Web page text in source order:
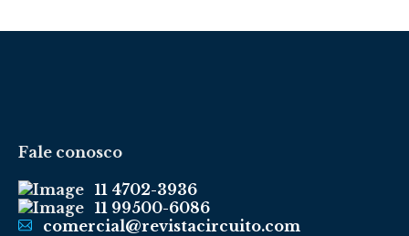
Fale conosco
11 4702-3936
11 99500-6086
comercial@revistacircuito.com